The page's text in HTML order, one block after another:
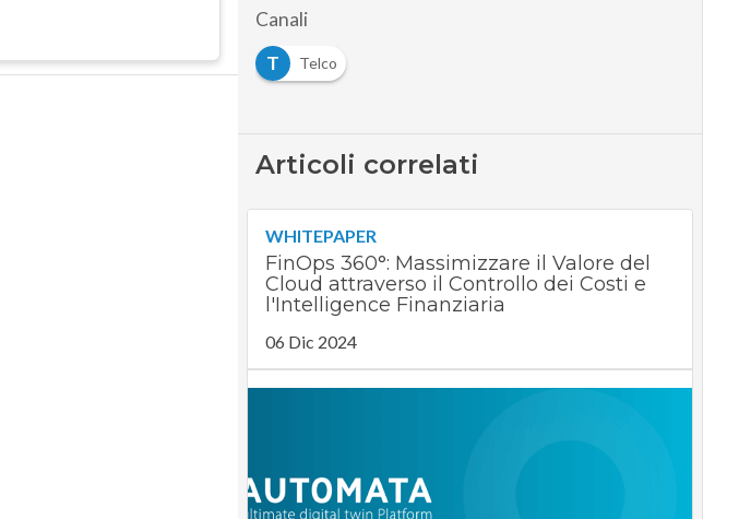
Canali
T
Telco
Articoli correlati
WHITEPAPER
FinOps 360°: Massimizzare il Valore del
Cloud attraverso il Controllo dei Costi e
l'Intelligence Finanziaria
06 Dic 2024